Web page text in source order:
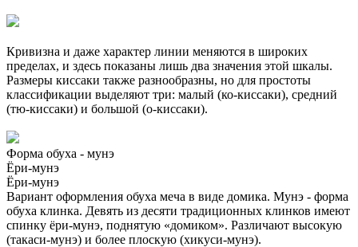
Кривизна и даже характер линии меняются в широких
пределах, и здесь показаны лишь два значения этой шкалы.
Размеры киссаки также разнообразны, но для простоты
классификации выделяют три: малый (ко-киссаки), средний
(тю-киссаки) и большой (о-киссаки).
Форма обуха - мунэ
Ёри-мунэ
Ёри-мунэ
Вариант оформления обуха меча в виде домика. Мунэ - форма
обуха клинка. Девять из десяти традиционных клинков имеют
спинку ёри-мунэ, поднятую «домиком». Различают высокую
(такаси-мунэ) и более плоскую (хикуси-мунэ).